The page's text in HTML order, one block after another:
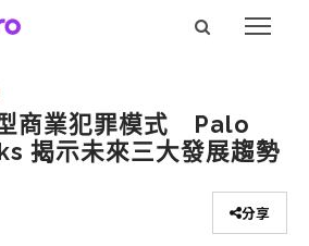
商業犯罪模式 Palo
揭示未來三大發展趨勢
分享